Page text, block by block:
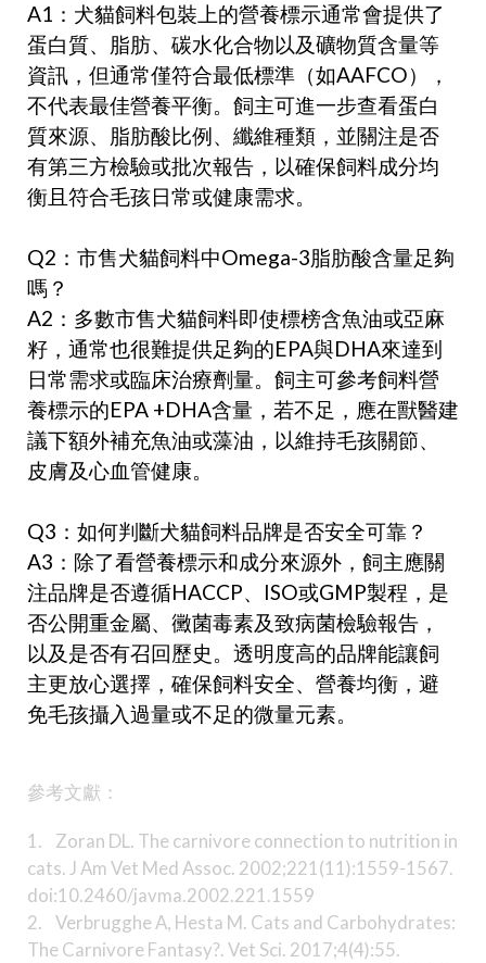
A1 ：犬貓飼料包裝上的營養標示通常會提供了
蛋白質、脂肪、碳水化合物以及礦物質含量等
資訊，但通常僅符合最低標準（如AAFCO），
不代表最佳營養平衡。飼主可進一步查看蛋白
質來源、脂肪酸比例、纖維種類，並關注是否
有第三方檢驗或批次報告，以確保飼料成分均
衡且符合毛孩日常或健康需求。
Q2 ：市售犬貓飼料中Omega-3脂肪酸含量足夠
嗎？
A2 ：多數市售犬貓飼料即使標榜含魚油或亞麻
籽，通常也很難提供足夠的EPA與DHA來達到
日常需求或臨床治療劑量。飼主可參考飼料營
養標示的EPA +DHA含量，若不足，應在獸醫建
議下額外補充魚油或藻油，以維持毛孩關節、
皮膚及心血管健康。
Q3 ：如何判斷犬貓飼料品牌是否安全可靠？
A3 ：除了看營養標示和成分來源外，飼主應關
注品牌是否遵循HACCP、 ISO或GMP製程，是
否公開重金屬、黴菌毒素及致病菌檢驗報告，
以及是否有召回歷史。透明度高的品牌能讓飼
主更放心選擇，確保飼料安全、營養均衡，避
免毛孩攝入過量或不足的微量元素。
參考文獻：
1. Zoran DL. The carnivore connection to nutrition in
cats. J Am Vet Med Assoc. 2002;221(11):1559-1567.
doi:10.2460/javma.2002.221.1559
2. Verbrugghe A, Hesta M. Cats and Carbohydrates:
The Carnivore Fantasy?. Vet Sci. 2017;4(4):55.